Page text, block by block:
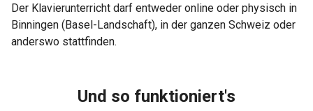
Der Klavierunterricht darf entweder online oder physisch in
Binningen (Basel-Landschaft), in der ganzen Schweiz oder
anderswo stattfinden.
Und so funktioniert's